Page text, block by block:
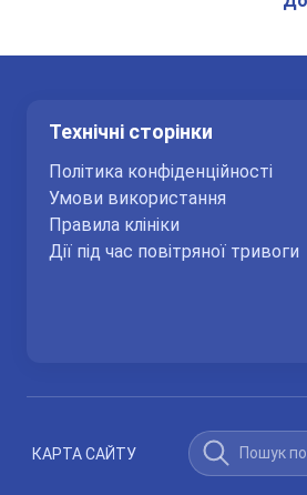
Офтальмоскопія
Комп'ютерна
входить у вартість
Підбір
Технічні сторінки
Політика конфіденційності
Умови використання
Правила клініки
Дії під час повітряної тривоги
КАРТА САЙТУ